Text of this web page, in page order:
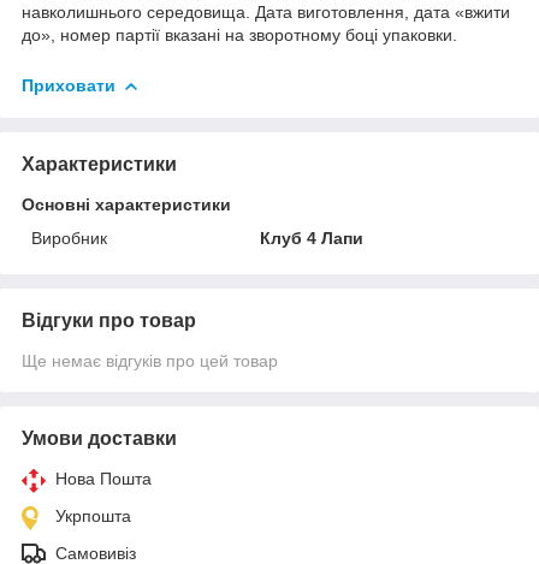
навколишнього середовища. Дата виготовлення, дата «вжити
до», номер партії вказані на зворотному боці упаковки.
Приховати
Характеристики
Основні характеристики
Виробник
Клуб 4 Лапи
Відгуки про товар
Ще немає відгуків про цей товар
Умови доставки
Нова Пошта
Укрпошта
Самовивіз